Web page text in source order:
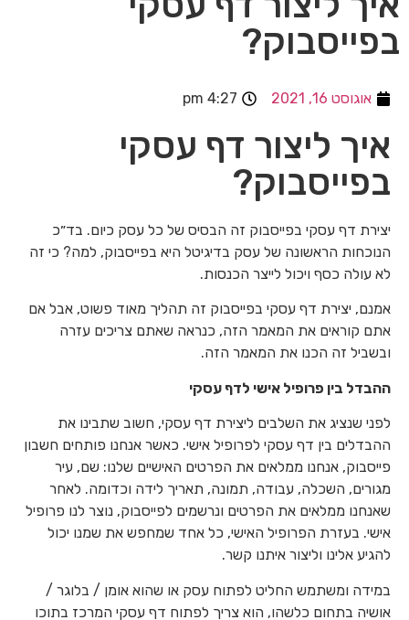
בפייסבוק?
אוגוסט 16, 2021 4:27 pm
איך ליצור דף עסקי
בפייסבוק?
יצירת דף עסקי בפייסבוק זה הבסיס של כל עסק כיום. בד״כ
הנוכחות הראשונה של עסק בדיגיטל היא בפייסבוק, למה? כי זה
לא עולה כסף ויכול לייצר הכנסות.
אמנם, יצירת דף עסקי בפייסבוק זה תהליך מאוד פשוט, אבל אם
אתם קוראים את המאמר הזה, כנראה שאתם צריכים עזרה
ובשביל זה הכנו את המאמר הזה.
ההבדל בין פרופיל אישי לדף עסקי
לפני שנציג את השלבים ליצירת דף עסקי, חשוב שתבינו את
ההבדלים בין דף עסקי לפרופיל אישי. כאשר אנחנו פותחים חשבון
פייסבוק, אנחנו ממלאים את הפרטים האישיים שלנו: שם, עיר
מגורים, השכלה, עבודה, תמונה, תאריך לידה וכדומה. לאחר
שאנחנו ממלאים את הפרטים ונרשמים לפייסבוק, נוצר לנו פרופיל
אישי. בעזרת הפרופיל האישי, כל אחד שמחפש את שמנו יכול
להגיע אלינו וליצור איתנו קשר.
במידה ומשתמש החליט לפתוח עסק או שהוא אומן / בלוגר /
אושיה בתחום כלשהו, הוא צריך לפתוח דף עסקי המרכז בתוכו